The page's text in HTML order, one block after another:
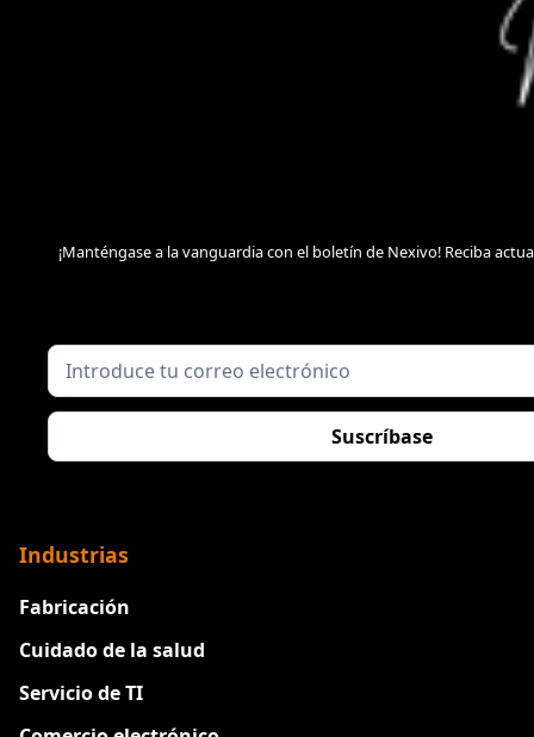
¡Manténgase a la vanguardia con el boletín de Nexivo! Reciba
Industrias
Fabricación
Cuidado de la salud
Servicio de TI